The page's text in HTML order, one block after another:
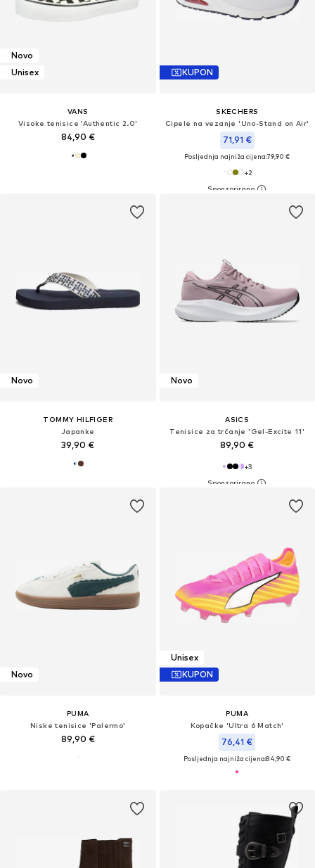
Novo
Unisex
VANS
Visoke tenisice 'Authentic 2.0'
84,90 €
KUPON
SKECHERS
Cipele na vezanje 'Uno-Stand on Air'
71,91 €
Posljednja najniža cijena:79,90 €
+2
Novo
TOMMY HILFIGER
Japanke
39,90 €
Novo
ASICS
Tenisice za trčanje 'Gel-Excite 11'
89,90 €
+3
Novo
PUMA
Niske tenisice 'Palermo'
89,90 €
Unisex
KUPON
PUMA
Kopačke 'Ultra 6 Match'
76,41 €
Posljednja najniža cijena:84,90 €